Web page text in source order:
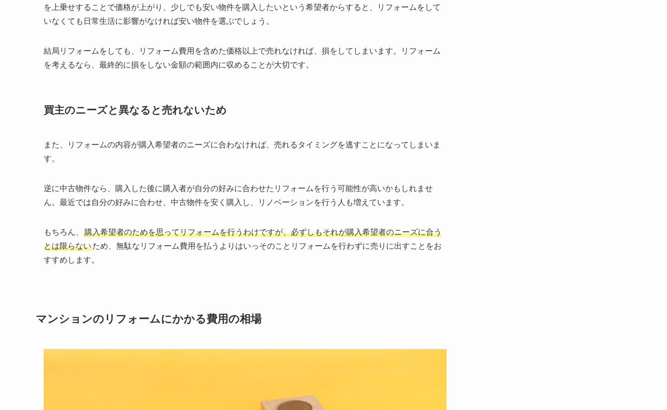
を上乗せすることで価格が上がり、少しでも安い物件を購入したいという希望者からすると、リフォームをして
いなくても日常生活に影響がなければ安い物件を選ぶでしょう。
結局リフォームをしても、リフォーム費用を含めた価格以上で売れなければ、損をしてしまいます。リフォーム
を考えるなら、最終的に損をしない金額の範囲内に収めることが大切です。
買主のニーズと異なると売れないため
また、リフォームの内容が購入希望者のニーズに合わなければ、売れるタイミングを逃すことになってしまいま
す。
逆に中古物件なら、購入した後に購入者が自分の好みに合わせたリフォームを行う可能性が高いかもしれませ
ん。最近では自分の好みに合わせ、中古物件を安く購入し、リノベーションを行う人も増えています。
もちろん、
購入希望者のためを思ってリフォームを行うわけですが、必ずしもそれが購入希望者のニーズに合う
とは限らないため、無駄なリフォーム費用を払うよりはいっそのことリフォームを行わずに売りに出すことをお
すすめします。
マンションのリフォームにかかる費用の相場